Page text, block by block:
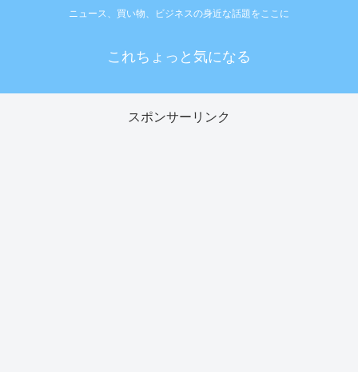
ニュース、買い物、ビジネスの身近な話題をここに
これちょっと気になる
スポンサーリンク